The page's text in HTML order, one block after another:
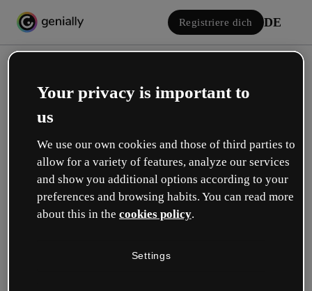
Registriere dich DE
Einloggen
Mit Google anmelden
Your privacy is important to
us
We use our own cookies and those of third parties to
allow for a variety of features, analyze our services
and show you additional options according to your
preferences and browsing habits. You can read more
about this in the cookies policy.
Settings